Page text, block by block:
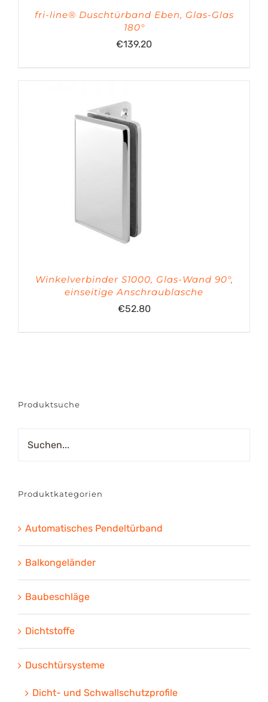
fri-line® Duschtürband Eben, Glas-Glas
180°
€139.20
Winkelverbinder S1000, Glas-Wand 90°,
einseitige Anschraublasche
€52.80
Produktsuche
Produktkategorien
Automatisches Pendeltürband
Balkongeländer
Baubeschläge
Dichtstoffe
Duschtürsysteme
Dicht- und Schwallschutzprofile